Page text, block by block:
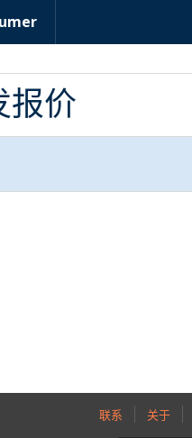
报价
联系 关于